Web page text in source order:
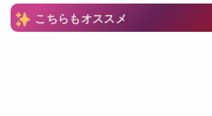
こちらもオススメ